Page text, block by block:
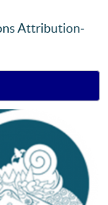
Attribution-